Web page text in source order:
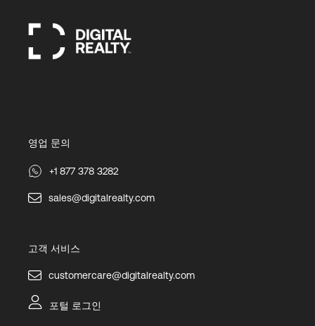
영업 문의
+1 877 378 3282
sales@digitalrealty.com
고객 서비스
customercare@digitalrealty.com
포털 로그인